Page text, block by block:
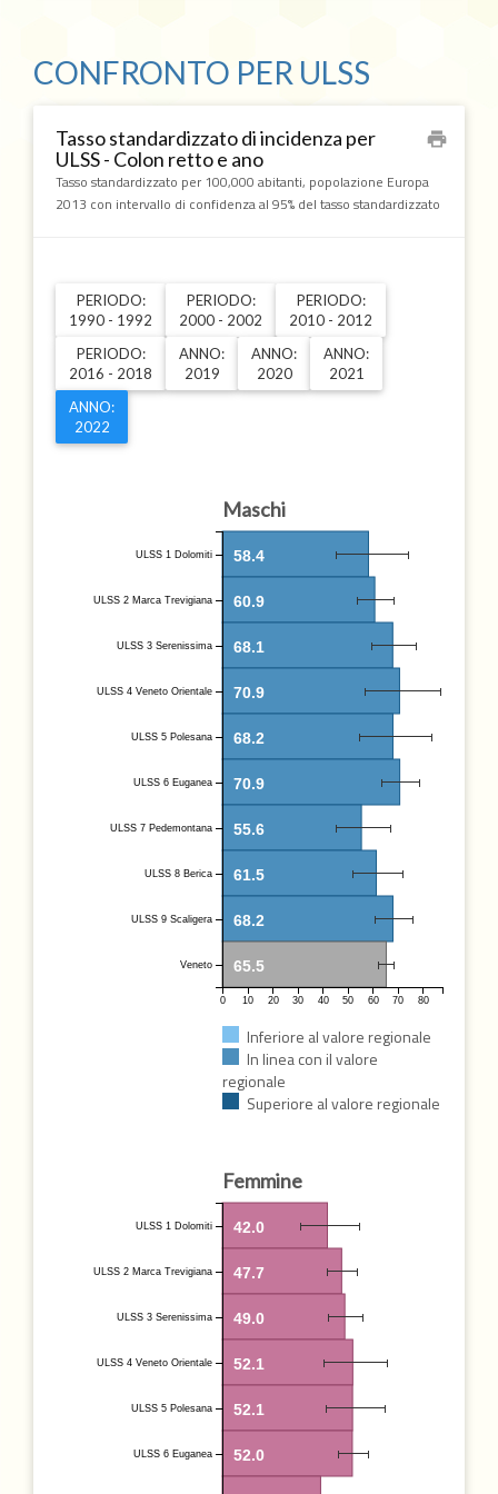
CONFRONTO PER ULSS
Tasso standardizzato di incidenza per
ULSS - Colon retto e ano
Tasso standardizzato per 100,000 abitanti, popolazione Europa
2013 con intervallo di confidenza al 95% del tasso standardizzato
print
PERIODO:
1990 - 1992
PERIODO:
2000 - 2002
PERIODO:
2010 - 2012
PERIODO:
2016 - 2018
ANNO:
2019
ANNO:
2020
ANNO:
2021
ANNO:
2022
Maschi
58.4
60.9
68.1
70.9
68.2
70.9
55.6
61.5
68.2
65.5
0 10 20 30 40 50 60 70 80
ULSS 1 Dolomiti
ULSS 2 Marca Trevigiana
ULSS 3 Serenissima
ULSS 4 Veneto Orientale
ULSS 5 Polesana
ULSS 6 Euganea
ULSS 7 Pedemontana
ULSS 8 Berica
ULSS 9 Scaligera
Veneto
Inferiore al valore regionale
In linea con il valore
regionale
Superiore al valore regionale
Femmine
42.0
47.7
49.0
52.1
52.1
52.0
ULSS 1 Dolomiti
ULSS 2 Marca Trevigiana
ULSS 3 Serenissima
ULSS 4 Veneto Orientale
ULSS 5 Polesana
ULSS 6 Euganea